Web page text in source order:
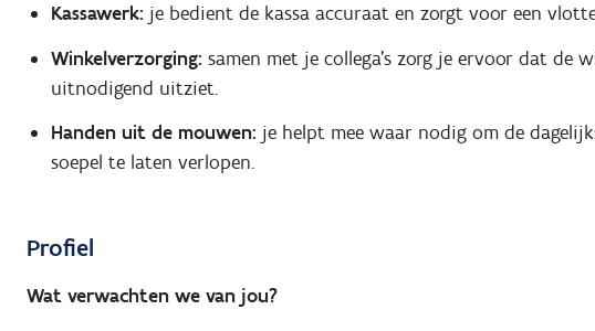
Kassawerk: je bedient de kassa accuraat en zorgt voor een
Winkelverzorging: samen met je collega's zorg je ervoor dat de
uitnodigend uitziet.
Handen uit de mouwen: je helpt mee waar nodig om de
soepel te laten verlopen.
Profiel
Wat verwachten we van jou?